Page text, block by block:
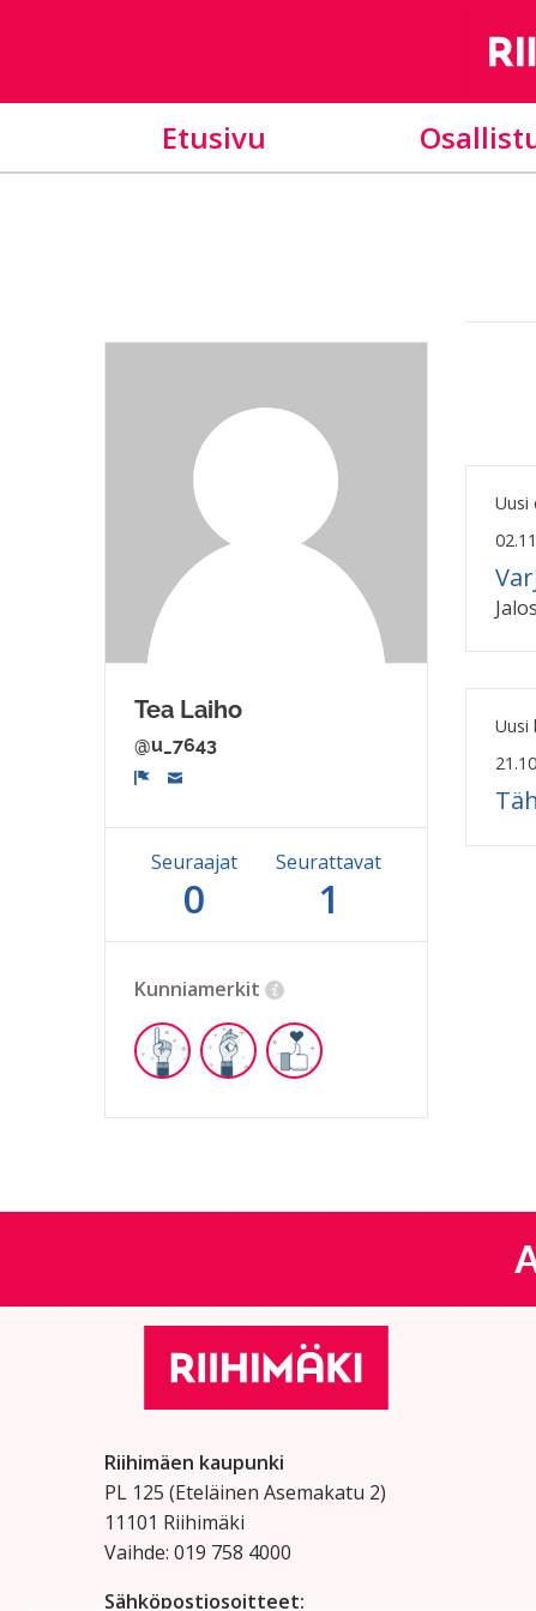
Etusivu
Tea Laiho
@u_7643
Seuraajat
0
Seurattavat
1
Kunniamerkit
Uusi
Uusi
Riihimäen kaupunki
PL 125 (Eteläinen Asemakatu 2)
11101 Riihimäki
Vaihde: 019 758 4000
Sähköpostiosoitteet: